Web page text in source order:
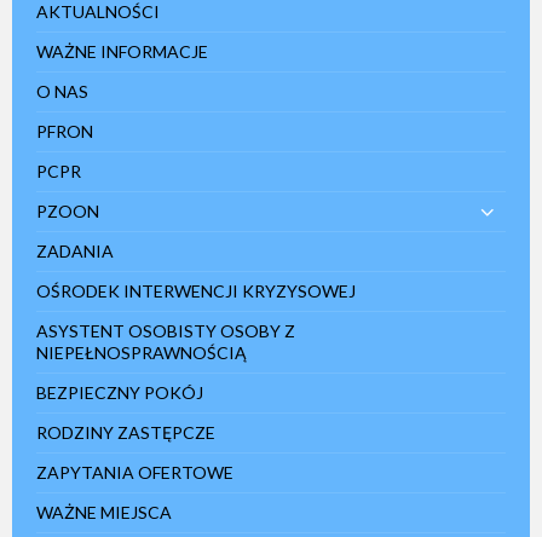
AKTUALNOŚCI
WAŻNE INFORMACJE
O NAS
PFRON
PCPR
PZOON
ZADANIA
OŚRODEK INTERWENCJI KRYZYSOWEJ
ASYSTENT OSOBISTY OSOBY Z
NIEPEŁNOSPRAWNOŚCIĄ
BEZPIECZNY POKÓJ
RODZINY ZASTĘPCZE
ZAPYTANIA OFERTOWE
WAŻNE MIEJSCA